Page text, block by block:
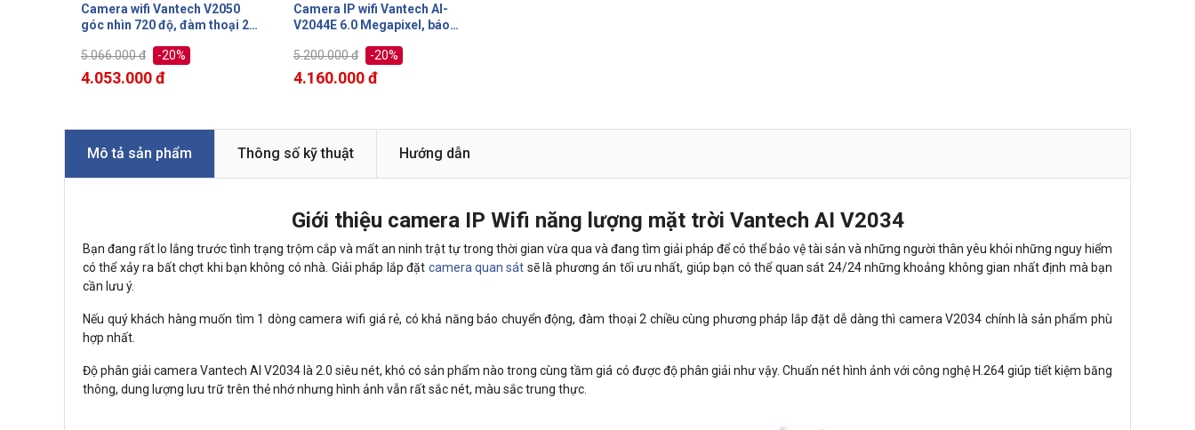
Camera wifi Vantech V2050
góc nhìn 720 độ, đàm thoại 2
thoại, MicroSD, P2P
5.066.000 đ -20%
4.053.000 đ
Camera IP wifi Vantech AI-
V2044E 6.0 Megapixel, báo
chuyển động thông minh,
Starlight, MicroSD, P2P
5.200.000 đ -20%
4.160.000 đ
Mô tả sản phẩm Thông số kỹ thuật Hướng dẫn
Giới thiệu camera IP Wifi năng lượng mặt trời Vantech AI V2034
Bạn đang rất lo lắng trước tình trạng trộm cắp và mất an ninh trật tự trong thời gian vừa qua và đang tìm giải pháp để có thể bảo vệ tài sản và những người thân yêu khỏi những nguy hiểm
có thể xảy ra bất chợt khi bạn không có nhà. Giải pháp lắp đặt camera quan sát sẽ là phương án tối ưu nhất, giúp bạn có thể quan sát 24/24 những khoảng không gian nhất định mà bạn
cần lưu ý.
Nếu quý khách hàng muốn tìm 1 dòng camera wifi giá rẻ, có khả năng báo chuyển động, đàm thoại 2 chiều cùng phương pháp lắp đặt dễ dàng thì camera V2034 chính là sản phẩm phù
hợp nhất.
Độ phân giải camera Vantech AI V2034 là 2.0 siêu nét, khó có sản phẩm nào trong cùng tầm giá có được độ phân giải như vậy. Chuẩn nét hình ảnh với công nghệ H.264 giúp tiết kiệm băng
thông, dung lượng lưu trữ trên thẻ nhớ nhưng hình ảnh vẫn rất sắc nét, màu sắc trung thực.